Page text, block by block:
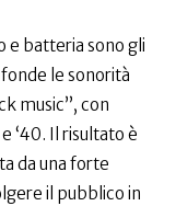
e batteria sono gli
le sonorità
music”, con
‘40. Il risultato è
da una forte
il pubblico in